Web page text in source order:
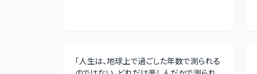
「人生は、地球上で過ごした年数で測られる